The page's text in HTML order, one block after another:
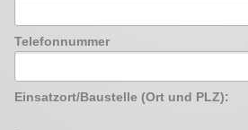
Telefonnummer
Einsatzort/Baustelle (Ort und PLZ):